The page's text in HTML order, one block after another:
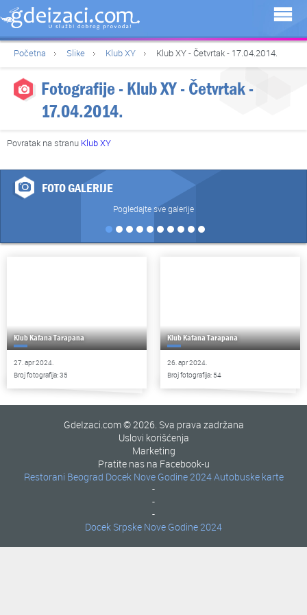
Početna Slike Klub XY Klub XY - Četvrtak - 17.04.2014.
Fotografije - Klub XY - Četvrtak -
17.04.2014.
Povratak na stranu Klub XY
FOTO GALERIJE
Pogledajte sve galerije
Klub Kafana Tarapana
27. apr 2024.
Broj fotografija: 35
Klub Kafana Tarapana
26. apr 2024.
Broj fotografija: 54
GdeIzaci.com © 2026. Sva prava zadržana
Uslovi korišćenja
Marketing
Pratite nas na Facebook-u
Restorani Beograd
-
Docek Nove Godine 2024
-
Autobuske karte
-
Docek Srpske Nove Godine 2024